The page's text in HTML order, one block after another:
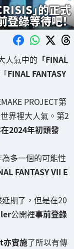
」的正式
登錄等待吧！
人氣中的 「FINAL
FINAL FANTASY
PROJECT第
界裡大人氣。第2
在2024年初頭發
為多一個的可能性
FANTASY VII E
期了，但是在20
公開裡事前登錄
實施了所以有傳